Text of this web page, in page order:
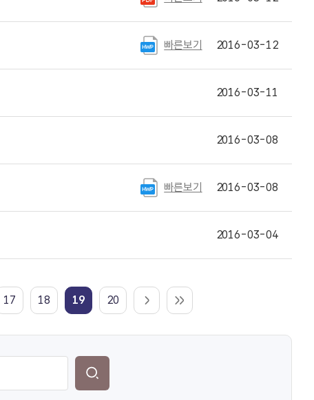
빠른보기 2016-03-12
2016-03-11
2016-03-08
빠른보기 2016-03-08
2016-03-04
17 18 19 20